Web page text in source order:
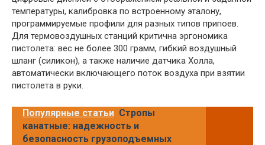
температуры, калибровка по встроенному эталону,
программируемые профили для разных типов припоев.
Для термовоздушных станций критична эргономика
пистолета: вес не более 300 грамм, гибкий воздушный
шланг (силикон), а также наличие датчика Холла,
автоматически включающего поток воздуха при взятии
пистолета в руки.
Популярные статьи Стропы
канатные: надежность и
безопасность грузоподъемных